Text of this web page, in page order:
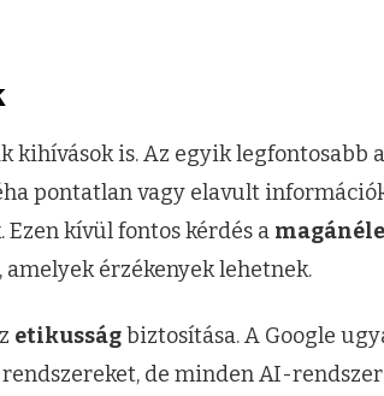
kihívások is. Az egyik legfontosabb a
pontatlan vagy elavult
kívül fontos kérdés a
érzékenyek lehetnek.
etikusságbiztosítása. A Google
de minden AI-